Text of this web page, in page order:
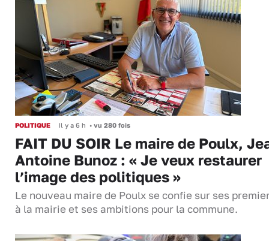
POLITIQUE Il y a 6 h • vu 280 fois
FAIT DU SOIR Le maire de Poulx,
Antoine Bunoz : « Je veux restaurer
l’image des politiques »
Le nouveau maire de Poulx se confie sur ses
à la mairie et ses ambitions pour la commune.